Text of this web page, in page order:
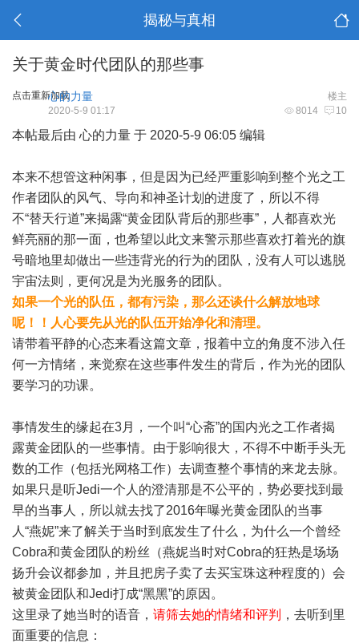
揭秘与真相
关于黄金时代团队的那些事
点击重新加载 楼主
心的力量
8014 10
2020-5-9 01:17
本帖最后由 心的力量 于 2020-5-9 06:05 编辑
本来不想管这种闲事，但是因为已经严重影响到整个光之工
作者团队的风气、导向和神圣计划的进度了，所以不得
不“替天行道”来揭露“黄金团队背后的那些事”，人都喜欢光
鲜亮丽的那一面，也希望以此文来警示那些喜欢打着光的旗
号暗地里却做出一些违背光的行为的团队，没有人可以逃脱
宇宙法则，更何况是为光服务的团队。
如果一个光的队伍，都有污染，那么还谈什么解放地球
呢！！人心要先从光的队伍开始净化和清理。
请带着平静的心态来看这篇文章，报着中立的角度不涉入任
何一方情绪，来觉察在这些事件发生的背后，作为光的团队
要学习的功课。
事情发生的缘起在3月，一个叫“心斋”的国内光之工作者揭
露黄金团队的一些事情。由于影响很大，不得不中断手头无
数的工作（包括光网格工作）去调查整个事情的来龙去脉。
如果只是听Jedi一个人的澄清那是不公平的，势必要找到最
早的当事人，所以就去找了2016年曝光黄金团队的当事
人“燕妮”来了解关于当时到底发生了什么，为什么一个曾经
Cobra和黄金团队的粉丝（燕妮当时对Cobra的狂热是场场
扬升会议都参加，并且把房子卖了去买宝珠这种程度的）会
被黄金团队和Jedi打成“黑黑”的原因。
这里录了她当时的语音， 请筛去她的情绪和评判
，去听到里
面重要的信息：